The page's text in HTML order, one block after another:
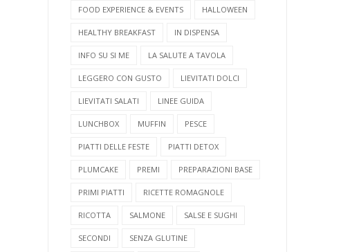
FOOD EXPERIENCE & EVENTS HALLOWEEN
HEALTHY BREAKFAST IN DISPENSA
INFO SU SI ME LA SALUTE A TAVOLA
LEGGERO CON GUSTO LIEVITATI DOLCI
LIEVITATI SALATI LINEE GUIDA
LUNCHBOX MUFFIN PESCE
PIATTI DELLE FESTE PIATTI DETOX
PLUMCAKE PREMI PREPARAZIONI BASE
PRIMI PIATTI RICETTE ROMAGNOLE
RICOTTA SALMONE SALSE E SUGHI
SECONDI SENZA GLUTINE